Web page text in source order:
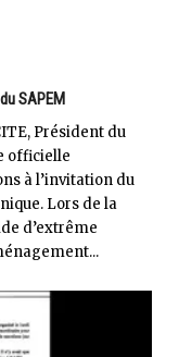
SAPEM
Président du
officielle
à l’invitation du
Lors de la
d’extrême